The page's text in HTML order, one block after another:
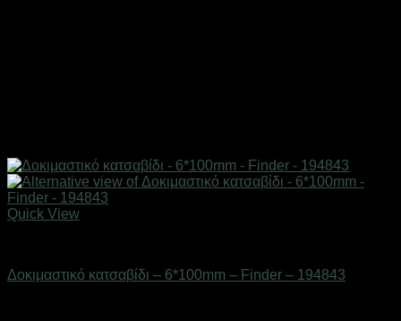
Quick View
Δοκιμαστικό κατσαβίδι – 6*100mm – Finder – 194843